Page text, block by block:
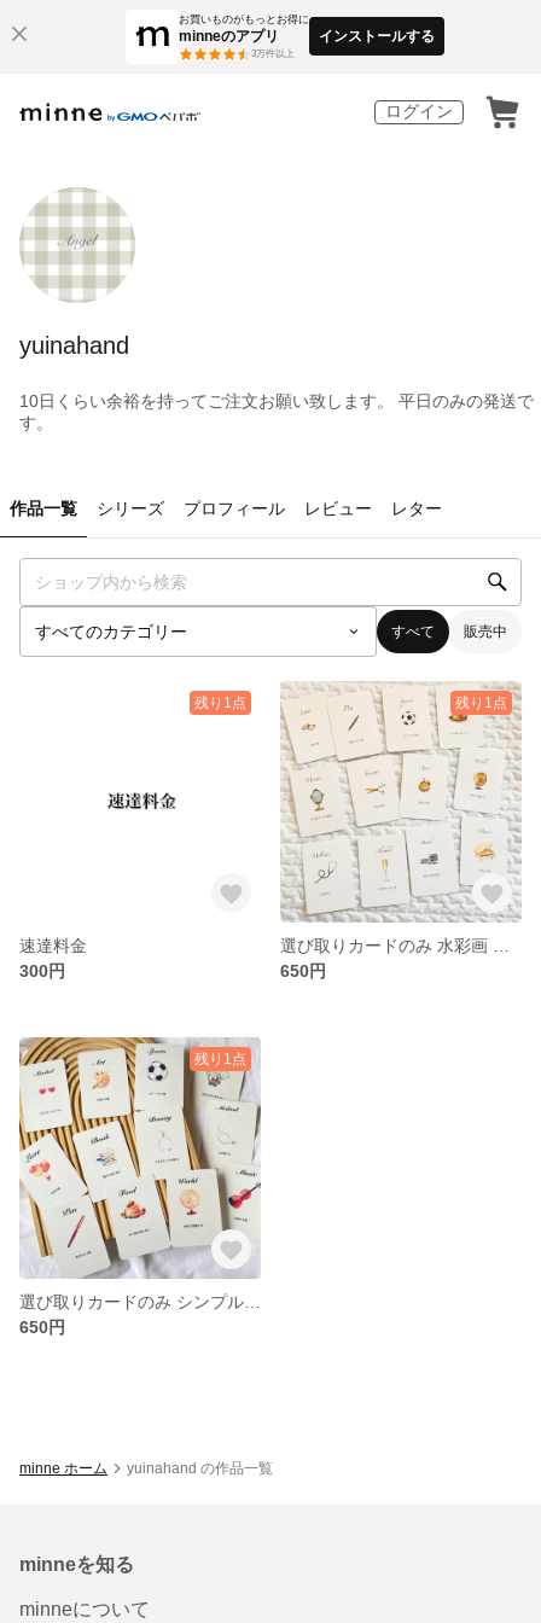
お買いものがもっとお得に
minneのアプリ
3万件以上
インストールする
ログイン
yuinahand
10日くらい余裕を持ってご注文お願い致します。 平日のみの発送で
す。
作品一覧 シリーズ プロフィール レビュー レター
すべて 販売中
残り1点
速達料金
300円
残り1点
650円
残り1点
650円
minne ホーム yuinahand の作品一覧
minneを知る
minneについて